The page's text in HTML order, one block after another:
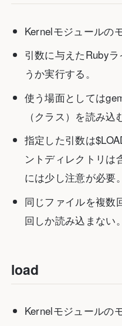
Kernelモジュールの
引数に与えたRuby
うか実行する。
使う場面としては
（クラス）を読み込
指定した引数は
ントディレクトリは
には少し注意が必要。
同じファイルを複数
回しか読み込まない。
load
Kernelモジュールの